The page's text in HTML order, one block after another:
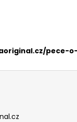
pece-